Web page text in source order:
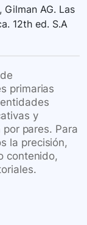
Gilman AG. Las
12th ed. S.A
primarias
y
pares. Para
la precisión,
contenido,